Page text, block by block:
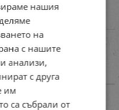
нашия
на
с нашите
анализи,
с друга
им
са събрали от